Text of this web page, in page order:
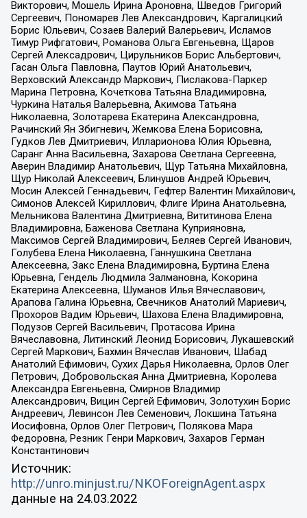
Викторович, Мошель Ирина Ароновна, Шведов Григорий
Сергеевич, Пономарев Лев Александрович, Каргалицкий
Борис Юльевич, Созаев Валерий Валерьевич, Исламов
Тимур Рифгатович, Романова Ольга Евгеньевна, Щаров
Сергей Алексадрович, Цирульников Борис Альбертович,
Гасан Ольга Павловна, Паутов Юрий Анатольевич,
Верховский Александр Маркович, Пислакова-Паркер
Марина Петровна, Кочеткова Татьяна Владимировна,
Чуркина Наталья Валерьевна, Акимова Татьяна
Николаевна, Золотарева Екатерина Александровна,
Рачинский Ян Збигневич, Жемкова Елена Борисовна,
Гудков Лев Дмитриевич, Илларионова Юлия Юрьевна,
Саранг Анна Васильевна, Захарова Светлана Сергеевна,
Аверин Владимир Анатольевич, Щур Татьяна Михайловна,
Щур Николай Алексеевич, Блинушов Андрей Юрьевич,
Мосин Алексей Геннадьевич, Гефтер Валентин Михайлович,
Симонов Алексей Кириллович, Флиге Ирина Анатольевна,
Мельникова Валентина Дмитриевна, Вититинова Елена
Владимировна, Баженова Светлана Куприяновна,
Максимов Сергей Владимирович, Беляев Сергей Иванович,
Голубева Елена Николаевна, Ганнушкина Светлана
Алексеевна, Закс Елена Владимировна, Буртина Елена
Юрьевна, Гендель Людмила Залмановна, Кокорина
Екатерина Алексеевна, Шуманов Илья Вячеславович,
Арапова Галина Юрьевна, Свечников Анатолий Мариевич,
Прохоров Вадим Юрьевич, Шахова Елена Владимировна,
Подузов Сергей Васильевич, Протасова Ирина
Вячеславовна, Литинский Леонид Борисович, Лукашевский
Сергей Маркович, Бахмин Вячеслав Иванович, Шабад
Анатолий Ефимович, Сухих Дарья Николаевна, Орлов Олег
Петрович, Добровольская Анна Дмитриевна, Королева
Александра Евгеньевна, Смирнов Владимир
Александрович, Вицин Сергей Ефимович, Золотухин Борис
Андреевич, Левинсон Лев Семенович, Локшина Татьяна
Иосифовна, Орлов Олег Петрович, Полякова Мара
Федоровна, Резник Генри Маркович, Захаров Герман
Константинович
Источник:
http://unro.minjust.ru/NKOForeignAgent.aspx
данные на 24.03.2022